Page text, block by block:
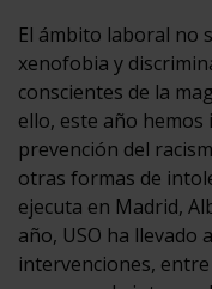
El ámbito laboral no
xenofobia y
conscientes de la
ello, este año
prevención del
otras formas de
ejecuta en Madrid,
año, USO ha llevado
intervenciones,